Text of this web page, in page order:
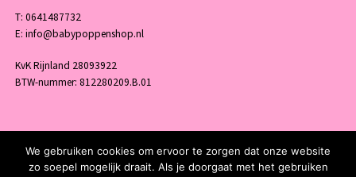
T: 0641487732
E: info@babypoppenshop.nl
KvK Rijnland 28093922
BTW-nummer: 812280209.B.01
© 2026 Babypoppenshop - by Selintoys - Powered and maintained by
We gebruiken cookies om ervoor te zorgen dat onze website
zo soepel mogelijk draait. Als je doorgaat met het gebruiken